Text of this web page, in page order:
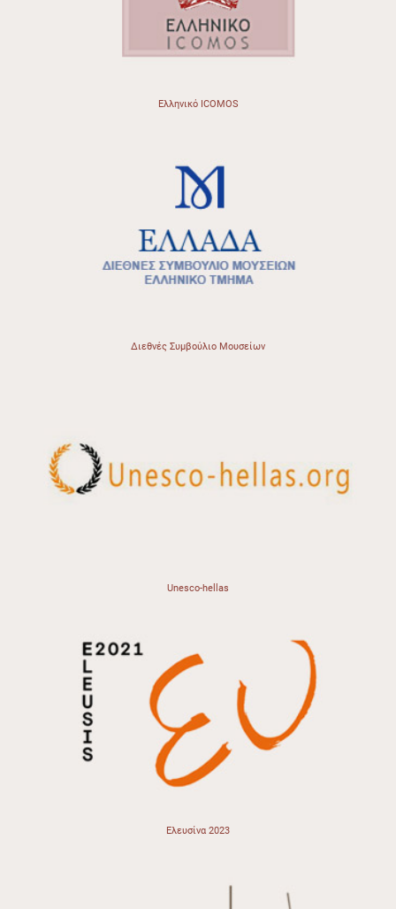
Ελληνικό ICOMOS
Διεθνές Συμβούλιο Μουσείων
Unesco-hellas
Ελευσίνα 2023